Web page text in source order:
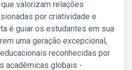
valorizam relações
por criatividade e
é guiar os estudantes em sua
uma geração excepcional,
reconhecidas por
acadêmicas globais -